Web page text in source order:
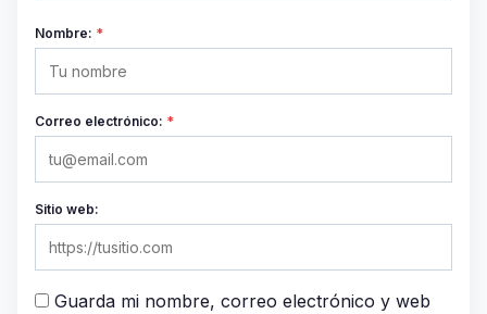
Nombre: *
Correo electrónico: *
Sitio web:
Guarda mi nombre, correo electrónico y web